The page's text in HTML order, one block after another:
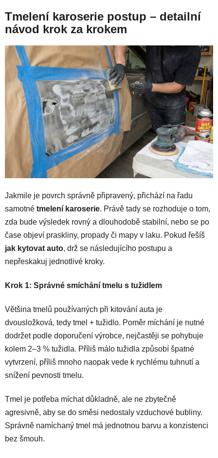
Tmelení karoserie postup – detailní
návod krok za krokem
Jakmile je povrch správně připravený, přichází na řadu
samotné tmelení karoserie. Právě tady se rozhoduje o tom,
zda bude výsledek rovný a dlouhodobě stabilní, nebo se po
čase objeví praskliny, propady či mapy v laku. Pokud řešíš
jak kytovat auto, drž se následujícího postupu a
nepřeskakuj jednotlivé kroky.
Krok 1: Správné smíchání tmelu s tužidlem
Většina tmelů používaných při kitování auta je
dvousložková, tedy tmel + tužidlo. Poměr míchání je nutné
dodržet podle doporučení výrobce, nejčastěji se pohybuje
kolem 2–3 % tužidla. Příliš málo tužidla způsobí špatné
vytvrzení, příliš mnoho naopak vede k rychlému tuhnutí a
snížení pevnosti tmelu.
Tmel je potřeba míchat důkladně, ale ne zbytečně
agresivně, aby se do směsi nedostaly vzduchové bubliny.
Správně namíchaný tmel má jednotnou barvu a konzistenci
bez šmouh.